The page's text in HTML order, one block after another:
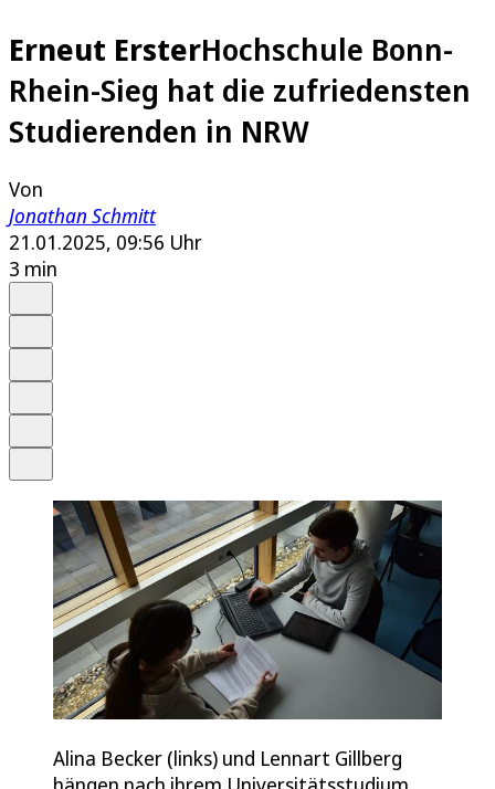
Erneut ErsterHochschule Bonn-
Rhein-Sieg hat die zufriedensten
Studierenden in NRW
Von
Jonathan Schmitt
21.01.2025, 09:56 Uhr
3 min
Alina Becker (links) und Lennart Gillberg